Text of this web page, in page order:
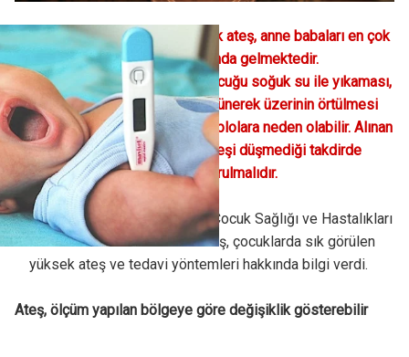
Çocuklarda sık görülen yüksek ateş, anne babaları en çok
endişelendiren konuların başında gelmektedir.
Ebeveynlerin panik halinde çocuğu soğuk su ile yıkaması,
ya da çocuğun üşüdüğünü düşünerek üzerinin örtülmesi
gibi uygulamalar daha ciddi tablolara neden olabilir. Alınan
önlemlere rağmen çocuğun ateşi düşmediği takdirde
mutlaka uzman doktora başvurulmalıdır.
Memorial Hizmet Hastanesi Çocuk Sağlığı ve Hastalıkları
Bölümü’nde Uz. Dr. Eda Durmuş, çocuklarda sık görülen
yüksek ateş ve tedavi yöntemleri hakkında bilgi verdi.
Ateş, ölçüm yapılan bölgeye göre değişiklik gösterebilir